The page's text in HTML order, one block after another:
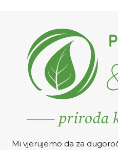
peršuna, korijandera, "curry"-
a, mrkve, bijelog i crvenog
luka i dr.
Mi vjerujemo da za